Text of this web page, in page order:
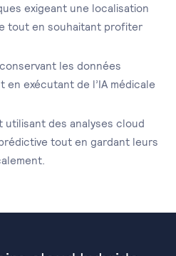
exigeant une localisation
tout en souhaitant profiter
les données
exécutant de l’IA médicale
utilisant des analyses cloud
tout en gardant leurs